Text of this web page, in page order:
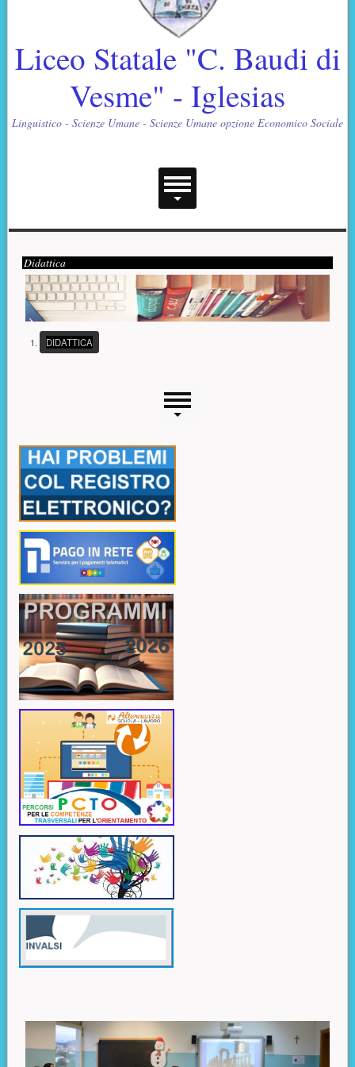
Liceo Statale "C. Baudi di
Vesme" - Iglesias
Linguistico - Scienze Umane - Scienze Umane opzione Economico Sociale
Menu principale
Presentazione
Didattica
DIDATTICA
Menu laterale
Risorse aggiuntive (colonna di sinistra)